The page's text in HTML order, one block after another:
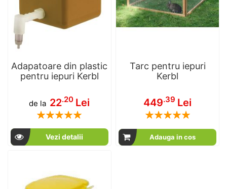
Adapatoare din plastic
pentru iepuri Kerbl
de la 22.20 Lei
Rating:
Vezi detalii
Tarc pentru iepuri
Kerbl
449.39 Lei
Rating:
Adauga in cos